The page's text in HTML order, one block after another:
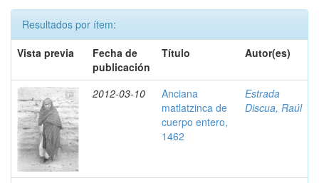
Resultados por ítem:
Vista previa
Fecha de
publicación
Título Autor(es)
2012-03-10
Anciana
matlatzinca de
cuerpo entero,
1462
Estrada
Discua, Raúl